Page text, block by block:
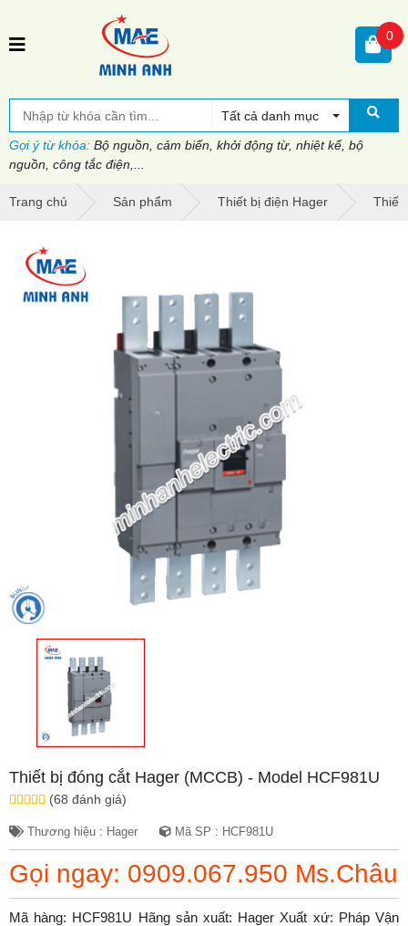
Tất cả danh mục
Gợi ý từ khóa: Bộ nguồn, cảm biến, khởi động từ, nhiệt kế, bộ
nguồn, công tắc điện,...
0
Trang chủ Sản phẩm Thiết bị điện Hager Thiết
Thiết bị đóng cắt Hager (MCCB) - Model HCF981U
(68 đánh giá)
Thương hiệu : Hager Mã SP : HCF981U
Gọi ngay: 0909.067.950 Ms.Châu
Mã hàng: HCF981U Hãng sản xuất: Hager Xuất xứ: Pháp Vận